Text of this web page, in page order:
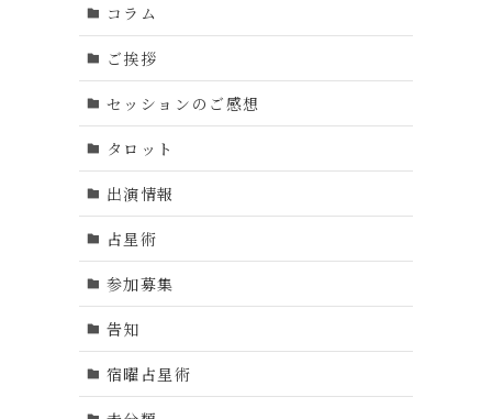
コラム
ご挨拶
セッションのご感想
タロット
出演情報
占星術
参加募集
告知
宿曜占星術